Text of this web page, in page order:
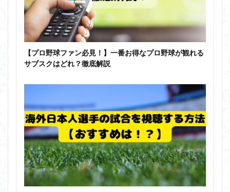
【プロ野球ファン必見！】一番お得なプロ野球が観れる
サブスクはどれ？徹底解説